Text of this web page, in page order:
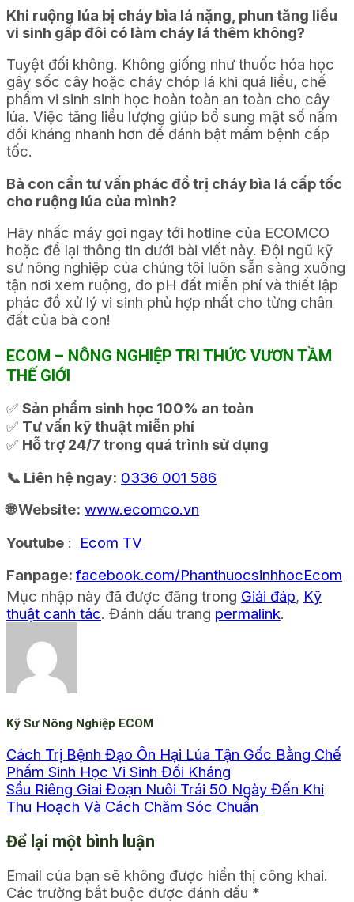
Khi ruộng lúa bị cháy bìa lá nặng, phun tăng liều
vi sinh gấp đôi có làm cháy lá thêm không?
Tuyệt đối không. Không giống như thuốc hóa học
gây sốc cây hoặc cháy chóp lá khi quá liều, chế
phẩm vi sinh sinh học hoàn toàn an toàn cho cây
lúa. Việc tăng liều lượng giúp bổ sung mật số nấm
đối kháng nhanh hơn để đánh bật mầm bệnh cấp
tốc.
Bà con cần tư vấn phác đồ trị cháy bìa lá cấp tốc
cho ruộng lúa của mình?
Hãy nhấc máy gọi ngay tới hotline của ECOMCO
hoặc để lại thông tin dưới bài viết này. Đội ngũ kỹ
sư nông nghiệp của chúng tôi luôn sẵn sàng xuống
tận nơi xem ruộng, đo pH đất miễn phí và thiết lập
phác đồ xử lý vi sinh phù hợp nhất cho từng chân
đất của bà con!
ECOM – NÔNG NGHIỆP TRI THỨC VƯƠN TẦM
THẾ GIỚI
✅ Sản phẩm sinh học 100% an toàn
✅ Tư vấn kỹ thuật miễn phí
✅ Hỗ trợ 24/7 trong quá trình sử dụng
📞 Liên hệ ngay: 0336 001 586
🌐 Website: www.ecomco.vn
Youtube : Ecom TV
Fanpage: facebook.com/PhanthuocsinhhocEcom
Mục nhập này đã được đăng trong Giải đáp, Kỹ
thuật canh tác. Đánh dấu trang permalink.
Kỹ Sư Nông Nghiệp ECOM
Cách Trị Bệnh Đạo Ôn Hại Lúa Tận Gốc Bằng Chế
Phẩm Sinh Học Vi Sinh Đối Kháng
Sầu Riêng Giai Đoạn Nuôi Trái 50 Ngày Đến Khi
Thu Hoạch Và Cách Chăm Sóc Chuẩn
Để lại một bình luận
Email của bạn sẽ không được hiển thị công khai.
Các trường bắt buộc được đánh dấu *